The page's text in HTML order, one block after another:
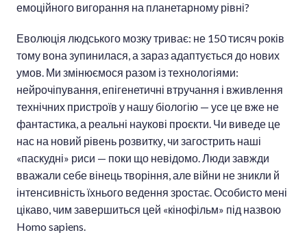
емоційного вигорання на планетарному рівні?
Еволюція людського мозку триває: не 150 тисяч років
тому вона зупинилася, а зараз адаптується до нових
умов. Ми змінюємося разом із технологіями:
нейрочіпування, епігенетичні втручання і вживлення
технічних пристроїв у нашу біологію — усе це вже не
фантастика, а реальні наукові проєкти. Чи виведе це
нас на новий рівень розвитку, чи загострить наші
«паскудні» риси — поки що невідомо. Люди завжди
вважали себе вінець творіння, але війни не зникли й
інтенсивність їхнього ведення зростає. Особисто мені
цікаво, чим завершиться цей «кінофільм» під назвою
Homo sapiens.